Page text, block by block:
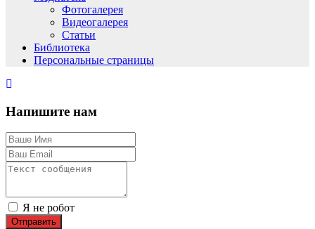
Фотогалерея
Видеогалерея
Статьи
Библиотека
Персональные страницы
Напишите нам
Я не робот
Отправить